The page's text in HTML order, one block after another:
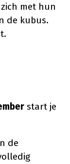
met hun
de kubus.
start je
de